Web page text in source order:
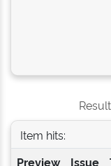
Item hits:
Preview
Issue